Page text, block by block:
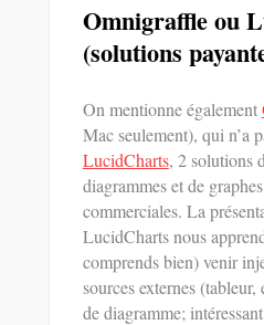
Omnigraffle ou
(solutions
On mentionne également
Mac seulement), qui n’a
LucidCharts, 2 solutions
diagrammes et de
commerciales. La
LucidCharts nous
comprends bien) venir
sources externes
de diagramme;